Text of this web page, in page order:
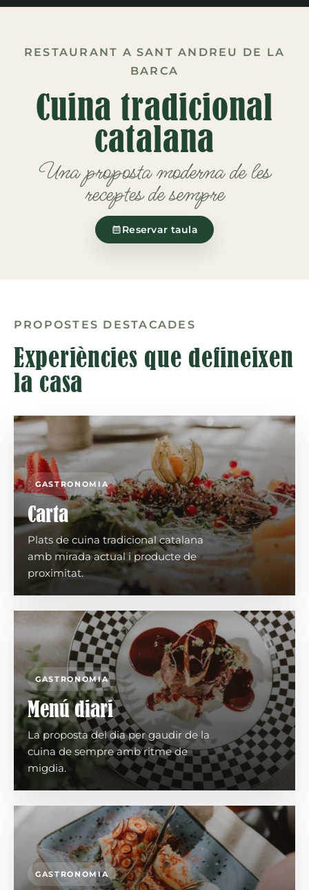
RESTAURANT A SANT ANDREU DE LA
BARCA
Cuina tradicional
catalana
Una proposta moderna de les
receptes de sempre
Reservar taula
PROPOSTES DESTACADES
Experiències que defineixen
la casa
GASTRONOMIA
Carta
Plats de cuina tradicional catalana
amb mirada actual i producte de
proximitat.
GASTRONOMIA
Menú diari
La proposta del dia per gaudir de la
cuina de sempre amb ritme de
migdia.
GASTRONOMIA